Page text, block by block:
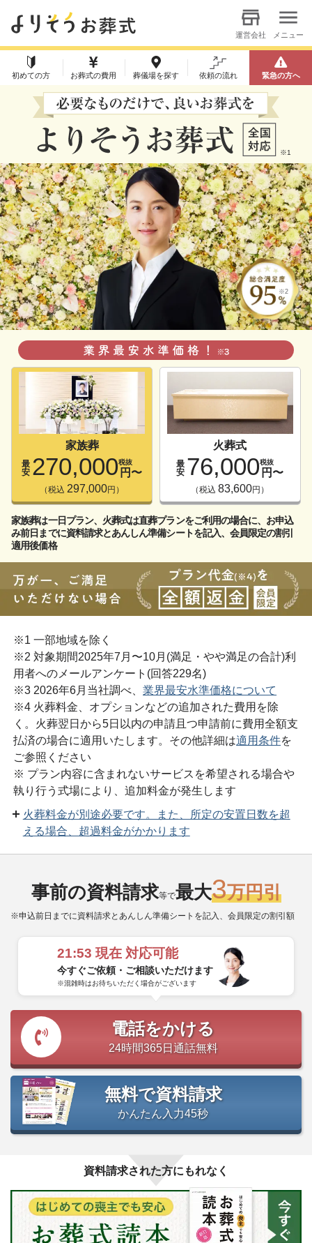
運営会社 メニュー
初めての方 お葬式の費用 葬儀場を探す 依頼の流れ 緊急の方へ
※1
※2
家族葬
最
安 270,000 円
税抜
〜
（税込297,000円）
火葬式
最
安 76,000 円
税抜
〜
（税込83,600円）
家族葬は一日プラン、火葬式は直葬プランをご利用の場合に、お申込
み前日までに資料請求とあんしん準備シートを記入、会員限定の割引
適用後価格
※1 一部地域を除く
※2 対象期間2025年7月〜10月(満足・やや満足の合計)利
用者へのメールアンケート(回答229名)
※3 2026年6月当社調べ、業界最安水準価格について
※4 火葬料金、オプションなどの追加された費用を除
く。火葬翌日から5日以内の申請且つ申請前に費用全額支
払済の場合に適用いたします。その他詳細は適用条件を
ご参照ください
※ プラン内容に含まれないサービスを希望される場合や
執り行う式場により、追加料金が発生します
火葬料金が別途必要です。また、所定の安置日数を超
える場合、超過料金がかかります
事前の資料請求等で最大3万円引
※申込前日までに資料請求とあんしん準備シートを記入、会員限定の割引額
21:53 現在 対応可能
今すぐご依頼・ご相談いただけます
※混雑時はお待ちいただく場合がございます
電話をかける
24時間365日通話無料
無料で資料請求
かんたん入力45秒
資料請求された方にもれなく